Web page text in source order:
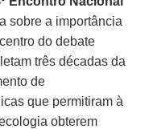
sobre a importância
do debate
três décadas da
de
que permitiram à
obterem